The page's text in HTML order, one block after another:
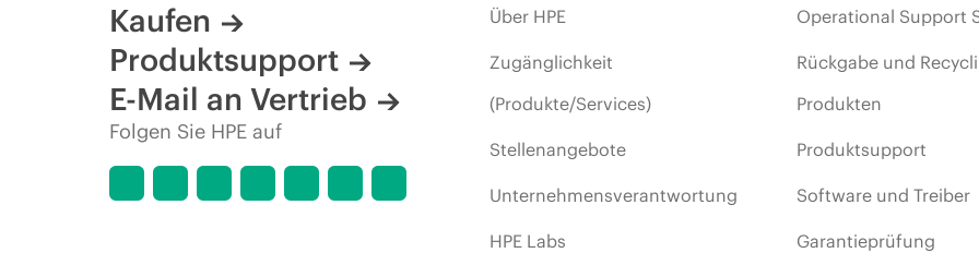
Kaufen
Produktsupport
E-Mail an Vertrieb
Folgen Sie HPE auf
Über HPE
Zugänglichkeit
(Produkte/Services)
Stellenangebote
Unternehmensverantwortung
HPE Labs
Operational Support
Rückgabe und
Produkten
Produktsupport
Software und Treiber
Garantieprüfung